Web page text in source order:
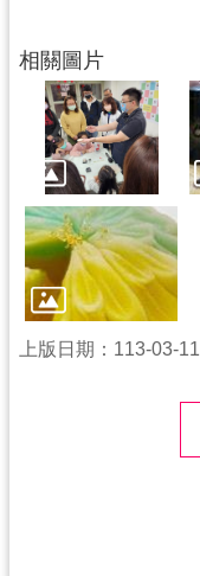
相關圖片
上版日期：113-03-11